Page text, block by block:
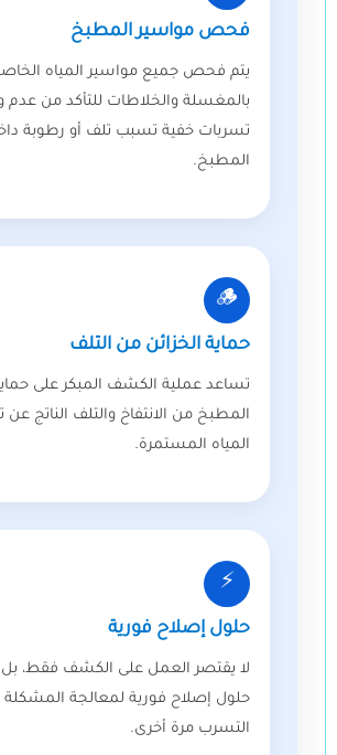
فحص مواسير المطبخ
يتم فحص جميع مواسير المياه
بالمغسلة والخلاطات للتأكد من عدم
تسربات خفية تسبب تلف أو رطوبة
المطبخ.
🪵
حماية الخزائن من التلف
تساعد عملية الكشف المبكر على
المطبخ من الانتفاخ والتلف الناتج
المياه المستمرة.
⚡
حلول إصلاح فورية
لا يقتصر العمل على الكشف فقط، بل
حلول إصلاح فورية لمعالجة المشكلة
التسرب مرة أخرى.